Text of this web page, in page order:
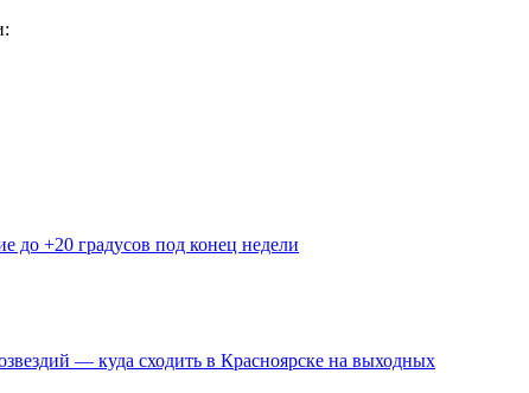
до +20 градусов под конец недели
— куда сходить в Красноярске на выходных